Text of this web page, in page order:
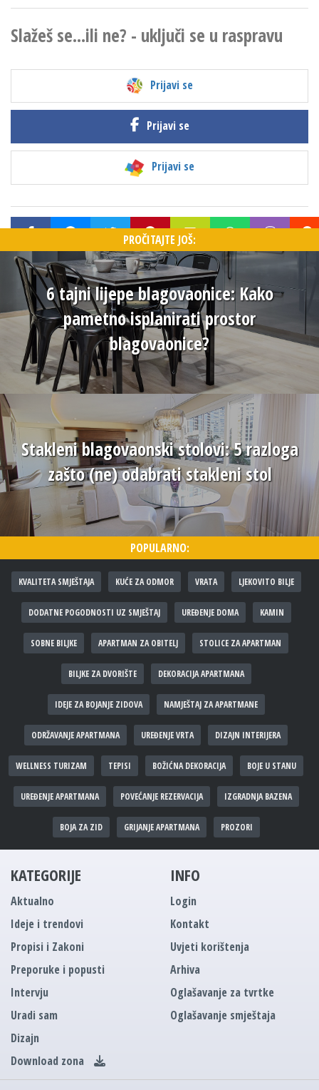
Slažeš se...ili ne? - uključi se u raspravu
Prijavi se
Prijavi se
Prijavi se
PROČITAJTE JOŠ:
​6 tajni lijepe blagovaonice: Kako
pametno isplanirati prostor
blagovaonice?
Stakleni blagovaonski stolovi: 5 razloga
zašto (ne) odabrati stakleni stol
POPULARNO:
KVALITETA SMJEŠTAJA KUĆE ZA ODMOR VRATA LJEKOVITO BILJE
DODATNE POGODNOSTI UZ SMJEŠTAJ UREĐENJE DOMA KAMIN
SOBNE BILJKE APARTMAN ZA OBITELJ STOLICE ZA APARTMAN
BILJKE ZA DVORIŠTE DEKORACIJA APARTMANA
IDEJE ZA BOJANJE ZIDOVA NAMJEŠTAJ ZA APARTMANE
ODRŽAVANJE APARTMANA UREĐENJE VRTA DIZAJN INTERIJERA
WELLNESS TURIZAM TEPISI BOŽIĆNA DEKORACIJA BOJE U STANU
UREĐENJE APARTMANA POVEĆANJE REZERVACIJA IZGRADNJA BAZENA
BOJA ZA ZID GRIJANJE APARTMANA PROZORI
KATEGORIJE
Aktualno
Ideje i trendovi
Propisi i Zakoni
Preporuke i popusti
Intervju
Uradi sam
Dizajn
Download zona
INFO
Login
Kontakt
Uvjeti korištenja
Arhiva
Oglašavanje za tvrtke
Oglašavanje smještaja